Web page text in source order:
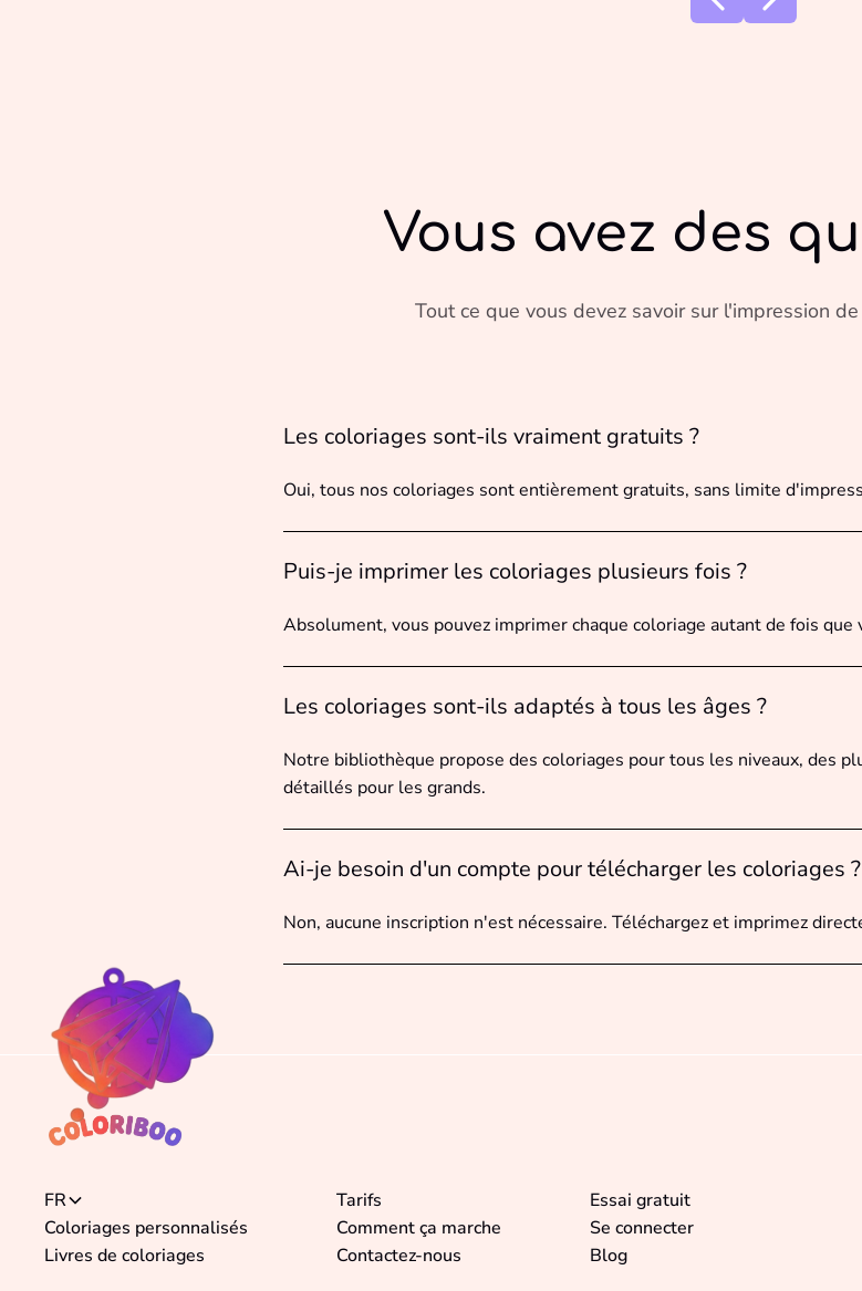
Vous avez des
Tout ce que vous devez savoir sur l'impression
Les coloriages sont-ils vraiment gratuits ?
Oui, tous nos coloriages sont entièrement gratuits, sans limite
Puis-je imprimer les coloriages plusieurs fois ?
Absolument, vous pouvez imprimer chaque coloriage autant de fois que
Les coloriages sont-ils adaptés à tous les âges ?
Notre bibliothèque propose des coloriages pour tous les niveaux, des
détaillés pour les grands.
Ai-je besoin d'un compte pour télécharger les coloriages ?
Non, aucune inscription n'est nécessaire. Téléchargez et imprimez
FR
Coloriages personnalisés
Livres de coloriages
Tarifs
Comment ça marche
Contactez-nous
Essai gratuit
Se connecter
Blog